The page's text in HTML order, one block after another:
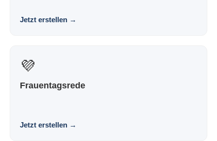
Jetzt erstellen →
💜
Frauentagsrede
Jetzt erstellen →